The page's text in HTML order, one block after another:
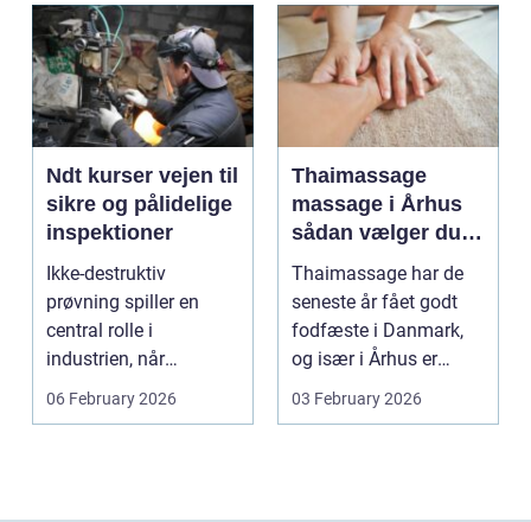
Ndt kurser vejen til
sikre og pålidelige
inspektioner
Ikke-destruktiv
prøvning spiller en
central rolle i
industrien, når
konstruktioner,
06 February 2026
Thaimassage
massage i Århus
sådan vælger du
den rette
behandling
Thaimassage har de
seneste år fået godt
fodfæste i Danmark,
og især i Århus er
udbuddet vokset
03 February 2026